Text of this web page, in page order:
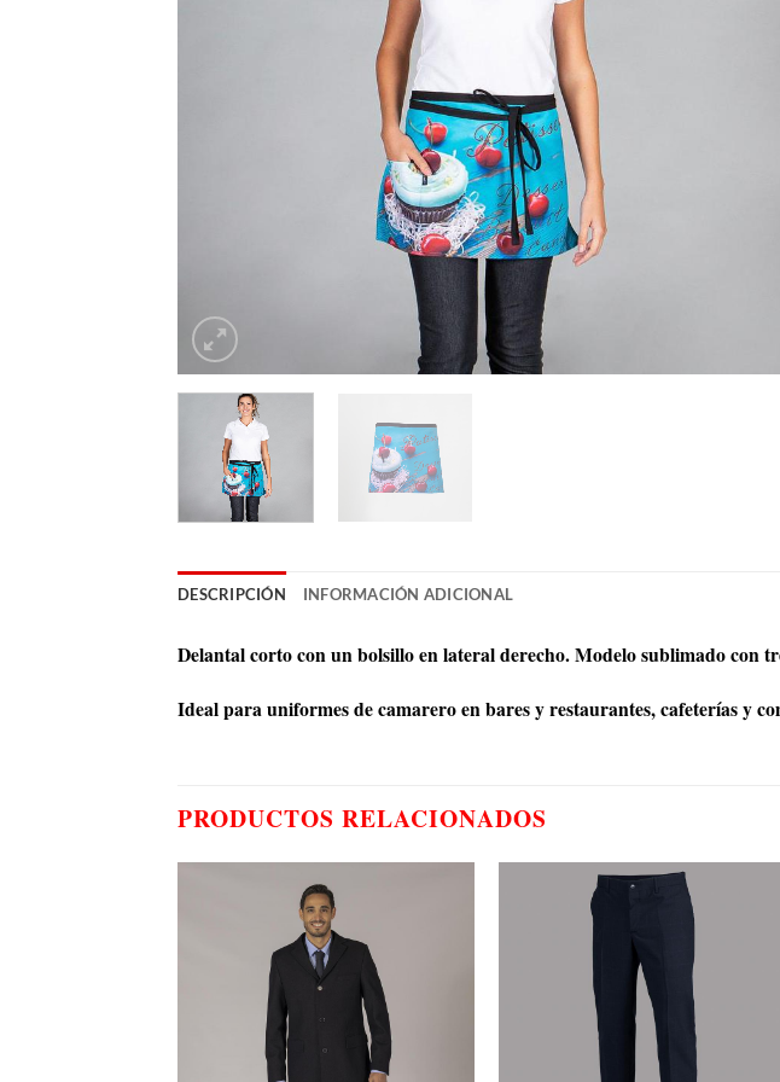
DESCRIPCIÓN INFORMACIÓN ADICIONAL
Delantal corto con un bolsillo en lateral derecho. Modelo sublimado con
Ideal para uniformes de camarero en bares y restaurantes, cafeterías y
PRODUCTOS RELACIONADOS